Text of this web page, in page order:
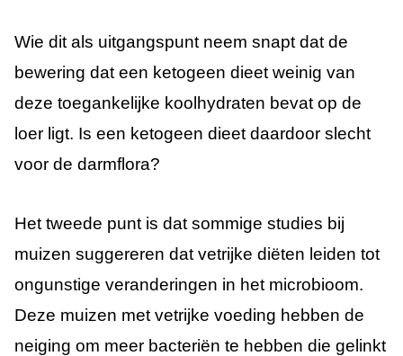
Wie dit als uitgangspunt neem snapt dat de
bewering dat een ketogeen dieet weinig van
deze toegankelijke koolhydraten bevat op de
loer ligt. Is een ketogeen dieet daardoor slecht
voor de darmflora?
Het tweede punt is dat sommige studies bij
muizen suggereren dat vetrijke diëten leiden tot
ongunstige veranderingen in het microbioom.
Deze muizen met vetrijke voeding hebben de
neiging om meer bacteriën te hebben die gelinkt